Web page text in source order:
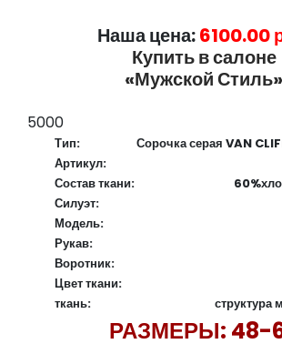
Наша цена:6100.00
Купить в салоне
«Мужской Стиль»
5000
Тип:
Сорочка серая VAN
Артикул:
Состав ткани:
Силуэт:
Модель:
Рукав:
Воротник:
Цвет ткани:
ткань:
структура
РАЗМЕРЫ: 48-